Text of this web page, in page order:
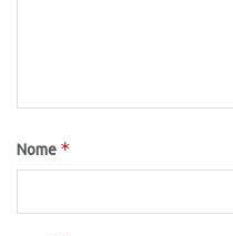
Nome *